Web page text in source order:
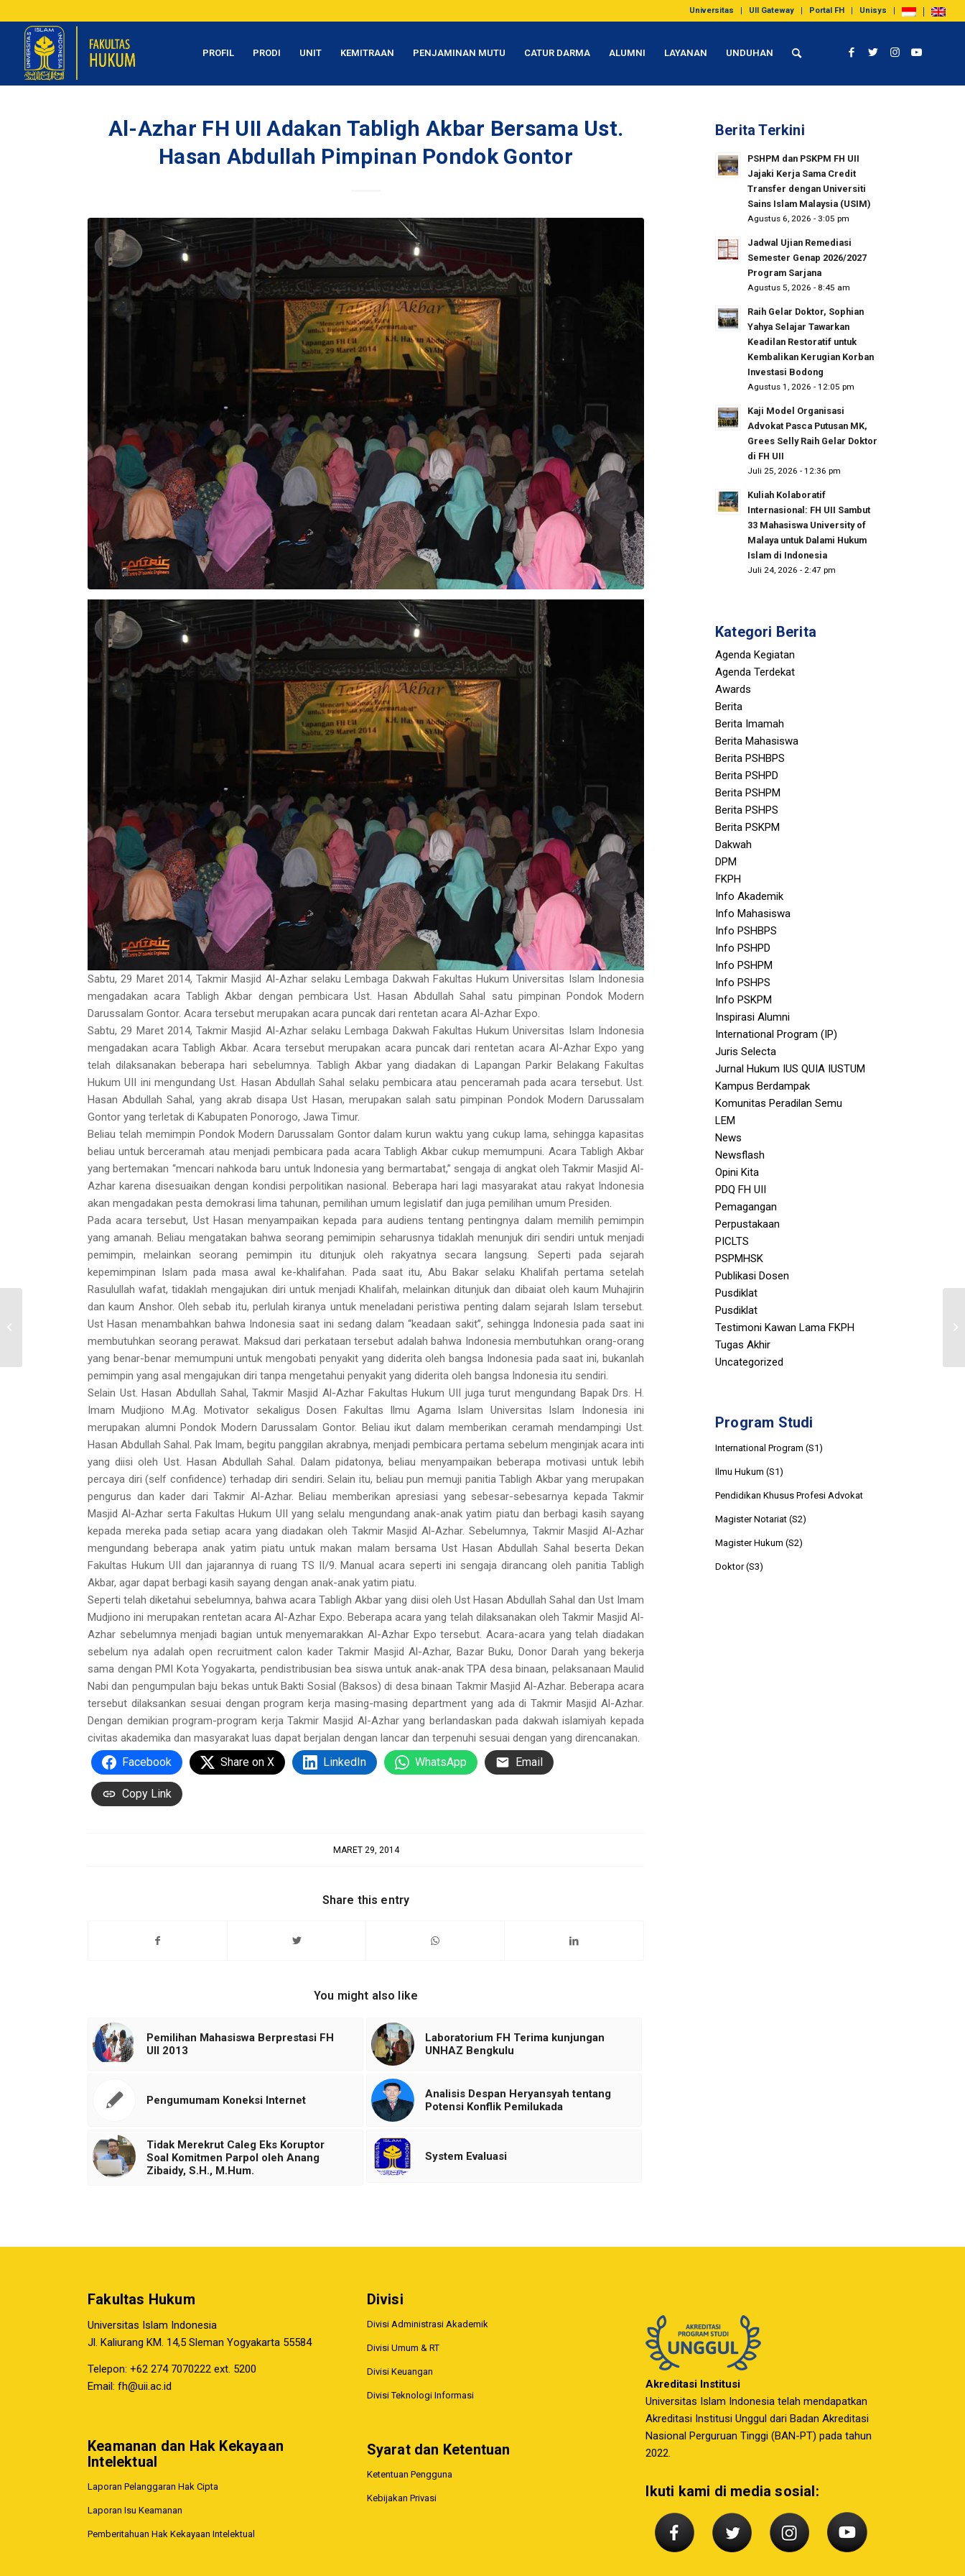
Universitas UII Gateway Portal FH Unisys
PROFIL PRODI UNIT KEMITRAAN PENJAMINAN MUTU CATUR DARMA ALUMNI LAYANAN UNDUHAN
Al-Azhar FH UII Adakan Tabligh Akbar Bersama Ust.
Hasan Abdullah Pimpinan Pondok Gontor
Sabtu, 29 Maret 2014, Takmir Masjid Al-Azhar selaku Lembaga Dakwah Fakultas Hukum Universitas Islam Indonesia
mengadakan acara Tabligh Akbar dengan pembicara Ust. Hasan Abdullah Sahal satu pimpinan Pondok Modern
Darussalam Gontor. Acara tersebut merupakan acara puncak dari rentetan acara Al-Azhar Expo.
Sabtu, 29 Maret 2014, Takmir Masjid Al-Azhar selaku Lembaga Dakwah Fakultas Hukum Universitas Islam Indonesia
mengadakan acara Tabligh Akbar. Acara tersebut merupakan acara puncak dari rentetan acara Al-Azhar Expo yang
telah dilaksanakan beberapa hari sebelumnya. Tabligh Akbar yang diadakan di Lapangan Parkir Belakang Fakultas
Hukum UII ini mengundang Ust. Hasan Abdullah Sahal selaku pembicara atau penceramah pada acara tersebut. Ust.
Hasan Abdullah Sahal, yang akrab disapa Ust Hasan, merupakan salah satu pimpinan Pondok Modern Darussalam
Gontor yang terletak di Kabupaten Ponorogo, Jawa Timur.
Beliau telah memimpin Pondok Modern Darussalam Gontor dalam kurun waktu yang cukup lama, sehingga kapasitas
beliau untuk berceramah atau menjadi pembicara pada acara Tabligh Akbar cukup memumpuni. Acara Tabligh Akbar
yang bertemakan “mencari nahkoda baru untuk Indonesia yang bermartabat,” sengaja di angkat oleh Takmir Masjid Al-
Azhar karena disesuaikan dengan kondisi perpolitikan nasional. Beberapa hari lagi masyarakat atau rakyat Indonesia
akan mengadakan pesta demokrasi lima tahunan, pemilihan umum legislatif dan juga pemilihan umum Presiden.
Pada acara tersebut, Ust Hasan menyampaikan kepada para audiens tentang pentingnya dalam memilih pemimpin
yang amanah. Beliau mengatakan bahwa seorang pemimipin seharusnya tidaklah menunjuk diri sendiri untuk menjadi
pemimpin, melainkan seorang pemimpin itu ditunjuk oleh rakyatnya secara langsung. Seperti pada sejarah
kepemimpinan Islam pada masa awal ke-khalifahan. Pada saat itu, Abu Bakar selaku Khalifah pertama setelah
Rasulullah wafat, tidaklah mengajukan diri untuk menjadi Khalifah, melainkan ditunjuk dan dibaiat oleh kaum Muhajirin
dan kaum Anshor. Oleh sebab itu, perlulah kiranya untuk meneladani peristiwa penting dalam sejarah Islam tersebut.
Ust Hasan menambahkan bahwa Indonesia saat ini sedang dalam “keadaan sakit”, sehingga Indonesia pada saat ini
membutuhkan seorang perawat. Maksud dari perkataan tersebut adalah bahwa Indonesia membutuhkan orang-orang
yang benar-benar memumpuni untuk mengobati penyakit yang diderita oleh bangsa Indonesia pada saat ini, bukanlah
pemimpin yang asal mengajukan diri tanpa mengetahui penyakit yang diderita oleh bangsa Indonesia itu sendiri.
Selain Ust. Hasan Abdullah Sahal, Takmir Masjid Al-Azhar Fakultas Hukum UII juga turut mengundang Bapak Drs. H.
Imam Mudjiono M.Ag. Motivator sekaligus Dosen Fakultas Ilmu Agama Islam Universitas Islam Indonesia ini
merupakan alumni Pondok Modern Darussalam Gontor. Beliau ikut dalam memberikan ceramah mendampingi Ust.
Hasan Abdullah Sahal. Pak Imam, begitu panggilan akrabnya, menjadi pembicara pertama sebelum menginjak acara inti
yang diisi oleh Ust. Hasan Abdullah Sahal. Dalam pidatonya, beliau menyampaikan beberapa motivasi untuk lebih
percaya diri (self confidence) terhadap diri sendiri. Selain itu, beliau pun memuji panitia Tabligh Akbar yang merupakan
pengurus dan kader dari Takmir Al-Azhar. Beliau memberikan apresiasi yang sebesar-sebesarnya kepada Takmir
Masjid Al-Azhar serta Fakultas Hukum UII yang selalu mengundang anak-anak yatim piatu dan berbagi kasih sayang
kepada mereka pada setiap acara yang diadakan oleh Takmir Masjid Al-Azhar. Sebelumnya, Takmir Masjid Al-Azhar
mengundang beberapa anak yatim piatu untuk makan malam bersama Ust Hasan Abdullah Sahal beserta Dekan
Fakultas Hukum UII dan jajarannya di ruang TS II/9. Manual acara seperti ini sengaja dirancang oleh panitia Tabligh
Akbar, agar dapat berbagi kasih sayang dengan anak-anak yatim piatu.
Seperti telah diketahui sebelumnya, bahwa acara Tabligh Akbar yang diisi oleh Ust Hasan Abdullah Sahal dan Ust Imam
Mudjiono ini merupakan rentetan acara Al-Azhar Expo. Beberapa acara yang telah dilaksanakan oleh Takmir Masjid Al-
Azhar sebelumnya menjadi bagian untuk menyemarakkan Al-Azhar Expo tersebut. Acara-acara yang telah diadakan
sebelum nya adalah open recruitment calon kader Takmir Masjid Al-Azhar, Bazar Buku, Donor Darah yang bekerja
sama dengan PMI Kota Yogyakarta, pendistribusian bea siswa untuk anak-anak TPA desa binaan, pelaksanaan Maulid
Nabi dan pengumpulan baju bekas untuk Bakti Sosial (Baksos) di desa binaan Takmir Masjid Al-Azhar. Beberapa acara
tersebut dilaksankan sesuai dengan program kerja masing-masing department yang ada di Takmir Masjid Al-Azhar.
Dengan demikian program-program kerja Takmir Masjid Al-Azhar yang berlandaskan pada dakwah islamiyah kepada
civitas akademika dan masyarakat luas dapat berjalan dengan lancar dan terpenuhi sesuai dengan yang direncanakan.
Facebook Share on X LinkedIn WhatsApp Email
Copy Link
MARET 29, 2014
Share this entry
You might also like
Pemilihan Mahasiswa Berprestasi FH
UII 2013
Laboratorium FH Terima kunjungan
UNHAZ Bengkulu
Pengumumam Koneksi Internet
Analisis Despan Heryansyah tentang
Potensi Konflik Pemilukada
Tidak Merekrut Caleg Eks Koruptor
Soal Komitmen Parpol oleh Anang
Zibaidy, S.H., M.Hum.
System Evaluasi
Berita Terkini
PSHPM dan PSKPM FH UII
Jajaki Kerja Sama Credit
Transfer dengan Universiti
Sains Islam Malaysia (USIM)
Agustus 6, 2026 - 3:05 pm
Jadwal Ujian Remediasi
Semester Genap 2026/2027
Program Sarjana
Agustus 5, 2026 - 8:45 am
Raih Gelar Doktor, Sophian
Yahya Selajar Tawarkan
Keadilan Restoratif untuk
Kembalikan Kerugian Korban
Investasi Bodong
Agustus 1, 2026 - 12:05 pm
Kaji Model Organisasi
Advokat Pasca Putusan MK,
Grees Selly Raih Gelar Doktor
di FH UII
Juli 25, 2026 - 12:36 pm
Kuliah Kolaboratif
Internasional: FH UII Sambut
33 Mahasiswa University of
Malaya untuk Dalami Hukum
Islam di Indonesia
Juli 24, 2026 - 2:47 pm
Kategori Berita
Agenda Kegiatan
Agenda Terdekat
Awards
Berita
Berita Imamah
Berita Mahasiswa
Berita PSHBPS
Berita PSHPD
Berita PSHPM
Berita PSHPS
Berita PSKPM
Dakwah
DPM
FKPH
Info Akademik
Info Mahasiswa
Info PSHBPS
Info PSHPD
Info PSHPM
Info PSHPS
Info PSKPM
Inspirasi Alumni
International Program (IP)
Juris Selecta
Jurnal Hukum IUS QUIA IUSTUM
Kampus Berdampak
Komunitas Peradilan Semu
LEM
News
Newsflash
Opini Kita
PDQ FH UII
Pemagangan
Perpustakaan
PICLTS
PSPMHSK
Publikasi Dosen
Pusdiklat
Pusdiklat
Testimoni Kawan Lama FKPH
Tugas Akhir
Uncategorized
Program Studi
International Program (S1)
Ilmu Hukum (S1)
Pendidikan Khusus Profesi Advokat
Magister Notariat (S2)
Magister Hukum (S2)
Doktor (S3)
Fakultas Hukum
Universitas Islam Indonesia
Jl. Kaliurang KM. 14,5 Sleman Yogyakarta 55584
Telepon: +62 274 7070222 ext. 5200
Email: fh@uii.ac.id
Keamanan dan Hak Kekayaan
Intelektual
Laporan Pelanggaran Hak Cipta
Laporan Isu Keamanan
Pemberitahuan Hak Kekayaan Intelektual
Divisi
Divisi Administrasi Akademik
Divisi Umum & RT
Divisi Keuangan
Divisi Teknologi Informasi
Syarat dan Ketentuan
Ketentuan Pengguna
Kebijakan Privasi
Akreditasi Institusi
Universitas Islam Indonesia telah mendapatkan
Akreditasi Institusi Unggul dari Badan Akreditasi
Nasional Perguruan Tinggi (BAN-PT) pada tahun
2022.
Ikuti kami di media sosial:
Pengumuman Shut